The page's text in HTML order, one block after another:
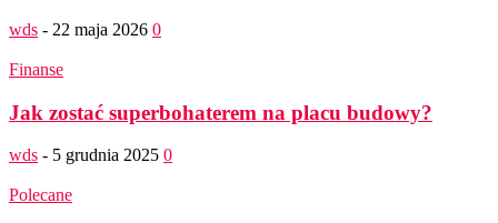
wds - 22 maja 2026 0
Finanse
Jak zostać superbohaterem na placu budowy?
wds - 5 grudnia 2025 0
Polecane